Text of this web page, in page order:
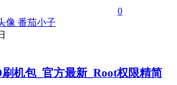
0
番茄小子
机包_官方最新_Root权限精简